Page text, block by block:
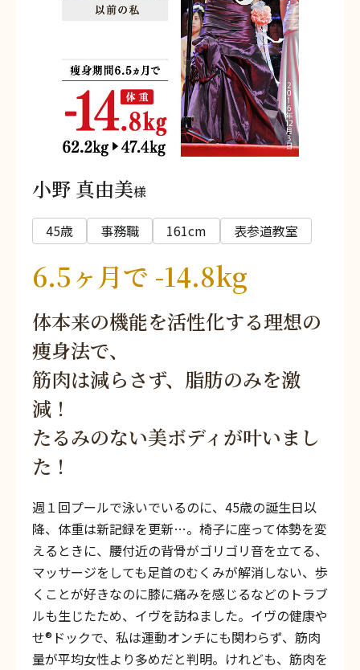
小野 真由美様
45歳 事務職 161cm 表参道教室
6.5ヶ月で -14.8kg
体本来の機能を活性化する理想の
痩身法で、
筋肉は減らさず、脂肪のみを激
減！
たるみのない美ボディが叶いまし
た！
週１回プールで泳いでいるのに、45歳の誕生日以
降、体重は新記録を更新…。椅子に座って体勢を変
えるときに、腰付近の背骨がゴリゴリ音を立てる、
マッサージをしても足首のむくみが解消しない、歩
くことが好きなのに膝に痛みを感じるなどのトラブ
ルも生じたため、イヴを訪ねました。イヴの健康や
せ®ドックで、私は運動オンチにも関わらず、筋肉
量が平均女性より多めだと判明。けれども、筋肉を